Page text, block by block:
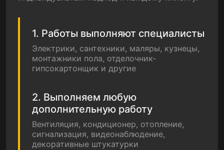
1. Работы выполняют специалисты
Электрики, сантехники, маляры, кузнецы,
монтажники пола, отделочник-
гипсокартонщик и другие
2. Выполняем любую
дополнительную работу
Вентиляция, кондиционер, отопление,
сигнализация, видеонаблюдение,
декоративные штукатурки